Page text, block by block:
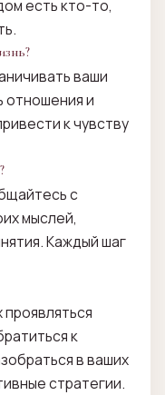
есть кто-то,
ваши
отношения и
к чувству
с
мыслей,
Каждый шаг
к
в ваших
стратегии.